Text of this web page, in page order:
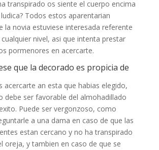
transpirado os siente el cuerpo encima
Todos estos aparentarian
la novia estuviese interesada referente
nivel, asi que intenta prestar
pormenores en acercarte.
que la decorado es propicia de
acercarte an esta que habias elegido,
debe ser favorable del almohadillado
Puede ser vergonzoso, como
a una dama en caso de que las
estan cercano y no ha transpirado
oreja, y tambien en caso de que se